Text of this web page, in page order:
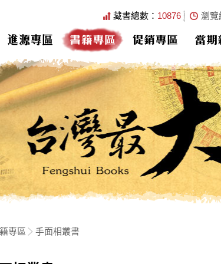
藏書總數： 10876 瀏覽
進源專區 書籍專區 促銷專區 當期
專區 手面相叢書